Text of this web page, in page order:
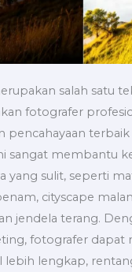
salah satu
fotografer
pencahayaan
sangat membantu
yang sulit, seperti
cityscape
jendela terang.
fotografer dapat
lebih lengkap,